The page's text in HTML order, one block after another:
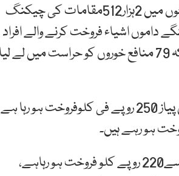
لاہور میں گراں فروشوں کے خلاف انتظامیہ نے کریک ڈاؤن کیا ہے، 24 گھنٹوں میں 2ہزار512مقامات کی چیکنگ
نے مہنگے داموں اشیاء فروخت کرنے والے افراد
کو5 لاکھ 41 ہزار 500 روپے کے جرمانے کیے،ڈپٹی کمشنر لاہور کا کہنا تھا کہ 79 منافع خوروں کو حراست میں لے
کراچی میں پیا ز کی سرکاری قیمت 242 روپے فی کلو ہے جبکہ مارکیٹ میں پیاز 250 روپے فی کلوفروخت ہو
ٹماٹر کی سرکاری قیمت 127 روپے فی کلو ہے جبکہ مارکیٹ میں ٹماٹر 180 سے220 روپے کلو فروخت ہو رہاہے،